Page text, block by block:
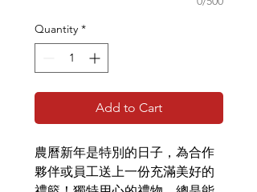
Quantity *
Add to Cart
農曆新年是特別的日子，為合作
夥伴或員工送上一份充滿美好的